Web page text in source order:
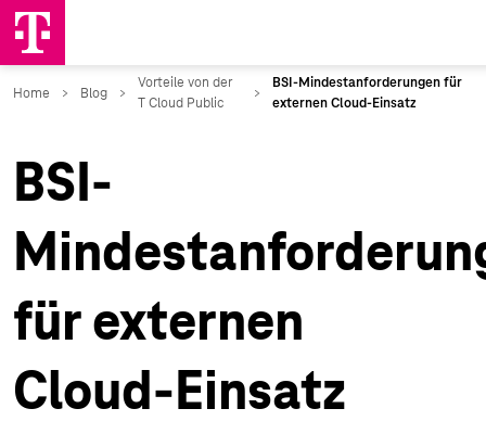
BSI-
für externen
Cloud-Einsatz